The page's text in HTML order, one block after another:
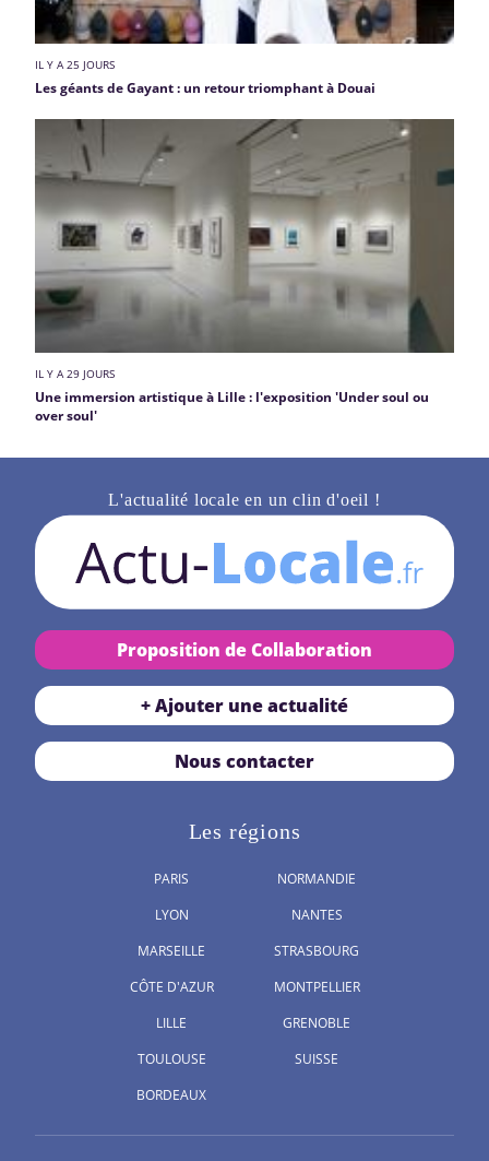
IL Y A 25 JOURS
Les géants de Gayant : un retour triomphant à Douai
IL Y A 29 JOURS
Une immersion artistique à Lille : l'exposition 'Under soul ou
over soul'
L'actualité locale en un clin d'oeil !
Proposition de Collaboration
+ Ajouter une actualité
Nous contacter
Les régions
PARIS
LYON
MARSEILLE
CÔTE D'AZUR
LILLE
TOULOUSE
BORDEAUX
NORMANDIE
NANTES
STRASBOURG
MONTPELLIER
GRENOBLE
SUISSE